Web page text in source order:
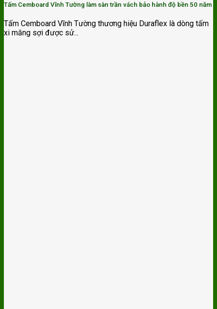
Tấm Cemboard Vĩnh Tường làm sàn trần vách bảo hành độ bền 50 năm
Tấm Cemboard Vĩnh Tường thương hiệu Duraflex là dòng tấm
xi măng sợi được sử...